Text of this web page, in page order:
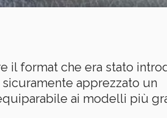
il format che era stato
apprezzato un
ai modelli più